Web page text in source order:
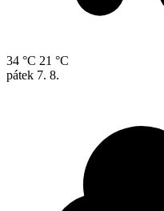
34 °C 21 °C
pátek 7. 8.